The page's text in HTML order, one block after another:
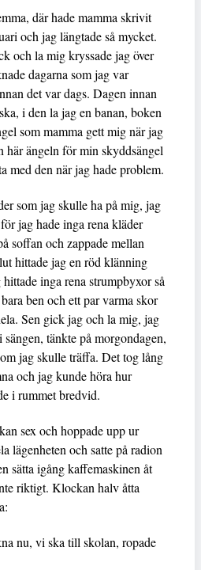
där hade mamma skrivit
och jag längtade så mycket.
och la mig kryssade jag över
dagarna som jag var
det var dags. Dagen innan
i den la jag en banan, boken
som mamma gett mig när jag
här ängeln för min skyddsängel
med den när jag hade problem.
som jag skulle ha på mig, jag
jag hade inga rena kläder
soffan och zappade mellan
hittade jag en röd klänning
inga rena strumpbyxor så
ben och ett par varma skor
Sen gick jag och la mig, jag
tänkte på morgondagen,
jag skulle träffa. Det tog lång
och jag kunde höra hur
i rummet bredvid.
sex och hoppade upp ur
lägenheten och satte på radion
sätta igång kaffemaskinen åt
riktigt. Klockan halv åtta
nu, vi ska till skolan, ropade